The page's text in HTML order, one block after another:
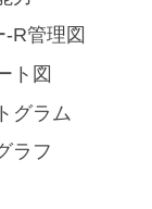
-R管理図
ト図
グラム
ラフ